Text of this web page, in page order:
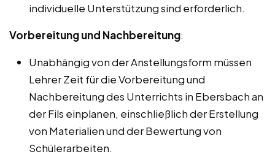
individuelle Unterstützung sind erforderlich.
Vorbereitung und Nachbereitung:
Unabhängig von der Anstellungsform müssen
Lehrer Zeit für die Vorbereitung und
Nachbereitung des Unterrichts in Ebersbach an
der Fils einplanen, einschließlich der Erstellung
von Materialien und der Bewertung von
Schülerarbeiten.